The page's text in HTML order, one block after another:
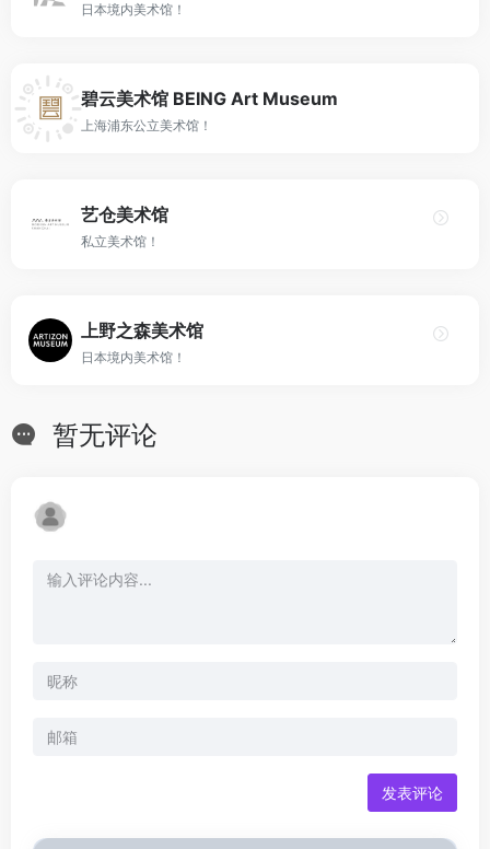
日本境内美术馆！
碧云美术馆 BEING Art Museum
上海浦东公立美术馆！
艺仓美术馆
私立美术馆！
上野之森美术馆
日本境内美术馆！
暂无评论
发表评论